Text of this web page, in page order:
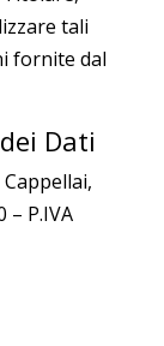
tali
fornite dal
Dati
– P.IVA